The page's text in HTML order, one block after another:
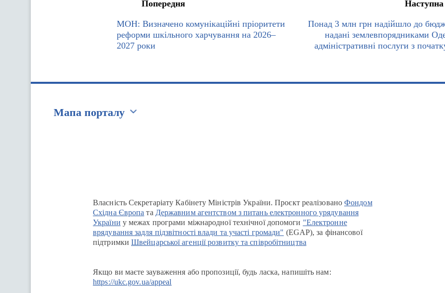
Попередня
МОН: Визначено комунікаційні пріоритети
реформи шкільного харчування на 2026–
2027 роки
Наступна
Понад 3 млн грн надійшло до
надані землевпорядниками
адміністративні послуги з
Мапа порталу
Власність Секретаріату Кабінету Міністрів України. Проєкт реалізованоФондом
Східна Європа та Державним агентством з питань електронного урядування
України у межах програми міжнародної технічної допомоги "Електронне
врядування задля підзвітності влади та участі громади" (EGAP), за фінансової
підтримки Швейцарської агенції розвитку та співробітництва
Якщо ви маєте зауваження або пропозиції, будь ласка, напишіть нам:
https://ukc.gov.ua/appeal